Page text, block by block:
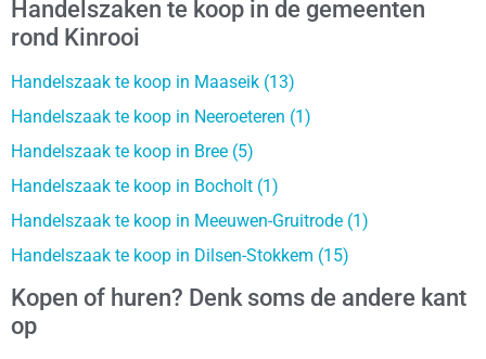
Handelszaken te koop in de gemeenten
rond Kinrooi
Handelszaak te koop in Maaseik (13)
Handelszaak te koop in Neeroeteren (1)
Handelszaak te koop in Bree (5)
Handelszaak te koop in Bocholt (1)
Handelszaak te koop in Meeuwen-Gruitrode (1)
Handelszaak te koop in Dilsen-Stokkem (15)
Kopen of huren? Denk soms de andere kant
op